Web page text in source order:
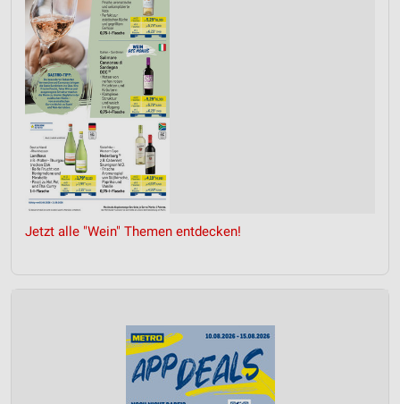
Jetzt alle "Wein" Themen entdecken!